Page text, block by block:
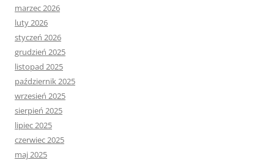
marzec 2026
luty 2026
styczeń 2026
grudzień 2025
listopad 2025
październik 2025
wrzesień 2025
sierpień 2025
lipiec 2025
czerwiec 2025
maj 2025